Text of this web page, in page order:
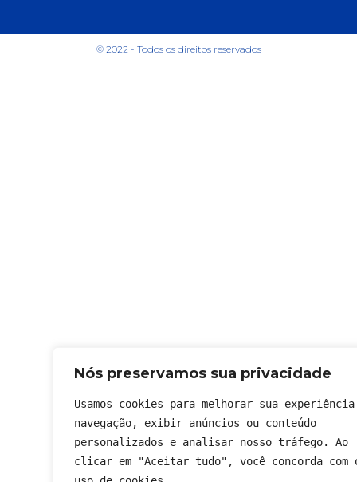
Nós preservamos sua privacidade
Usamos cookies para melhorar sua
navegação, exibir anúncios ou conteúdo
personalizados e analisar nosso tráfego. Ao
clicar em "Aceitar tudo", você concorda com
© 2022 - Todos os direitos reservados